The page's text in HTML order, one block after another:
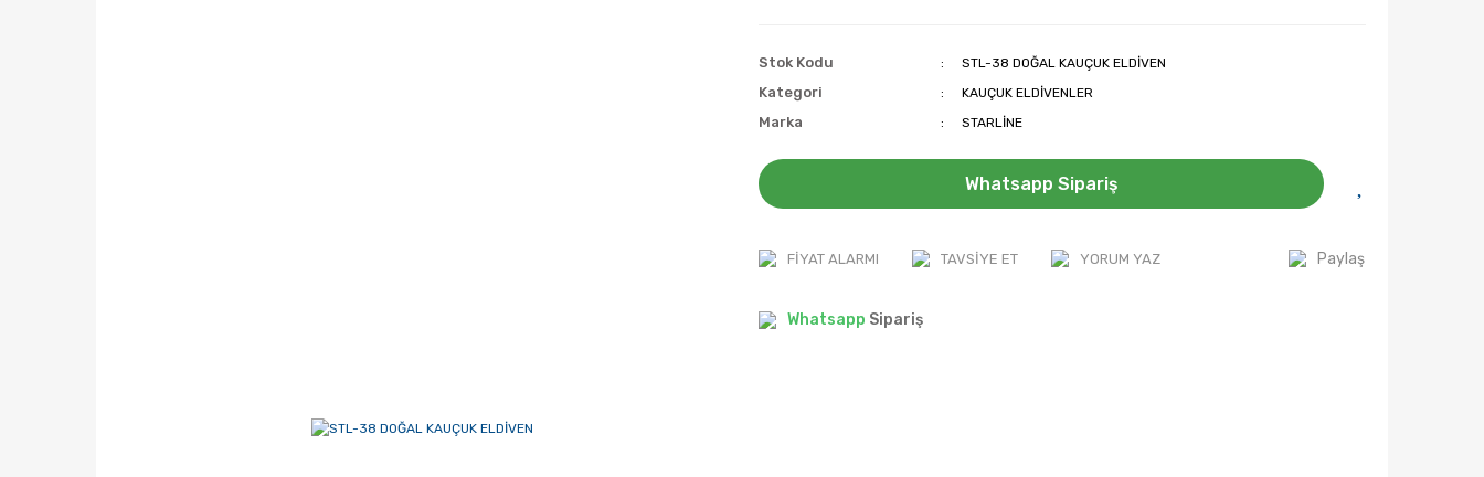
Stok Kodu STL-38 DOĞAL KAUÇUK ELDİVEN
Kategori KAUÇUK ELDİVENLER
Marka STARLİNE
Whatsapp Sipariş
FIYAT ALARMI TAVSIYE ET YORUM YAZ Paylaş
Whatsapp Sipariş